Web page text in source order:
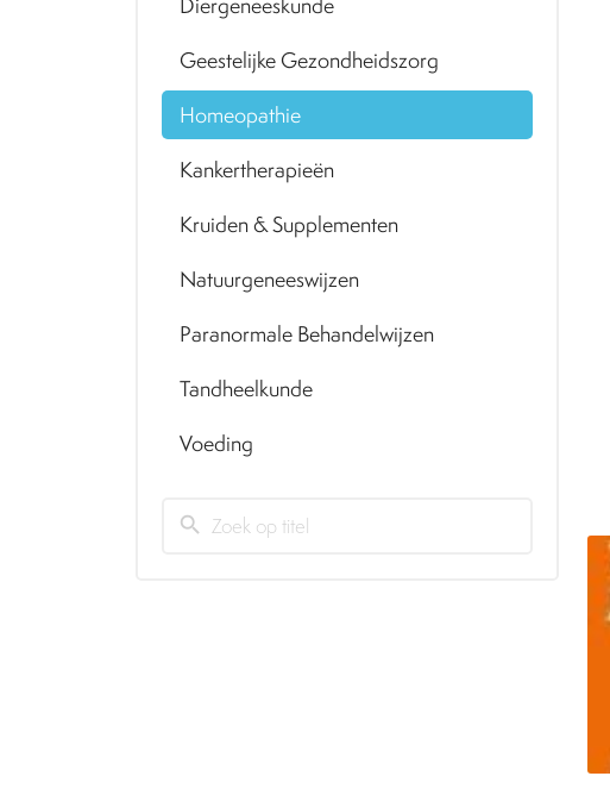
Geestelijke Gezondheidszorg
Homeopathie
Kankertherapieën
Kruiden & Supplementen
Natuurgeneeswijzen
Paranormale Behandelwijzen
Tandheelkunde
Voeding
search